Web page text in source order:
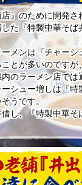
』のために開発さ
た『特製中華そば
メンは『チャーシ
とが多いのですが
のラーメン店では
シュー増しは『特
うです。
し、『特製中華そ